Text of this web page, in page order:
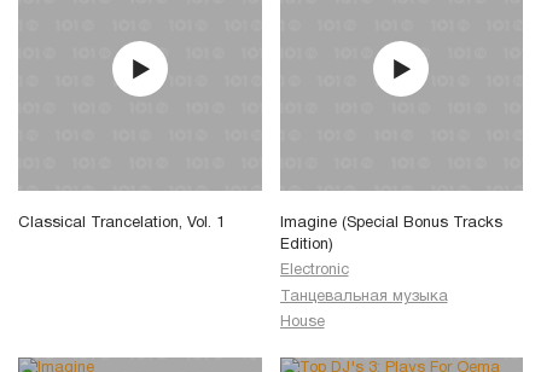
Classical Trancelation, Vol. 1
Imagine (Special Bonus Tracks
Edition)
Electronic
Танцевальная музыка
House